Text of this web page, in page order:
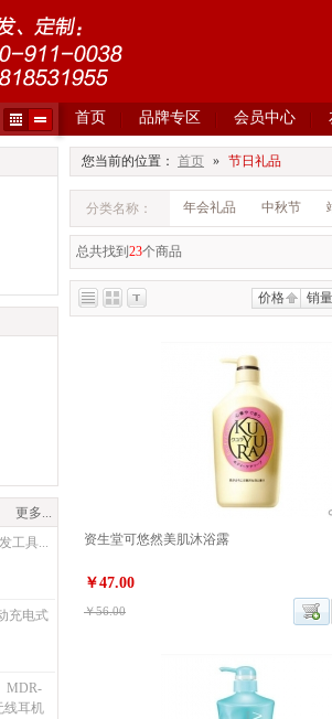
首页 品牌专区 会员中心
您当前的位置： 首页 » 节日礼品
分类名称： 年会礼品 中秋节
总共找到 23个商品
价格 销量
资生堂可悠然美肌沐浴露
￥47.00
￥56.00
工具...
充电式
MDR-
线耳机
更多...